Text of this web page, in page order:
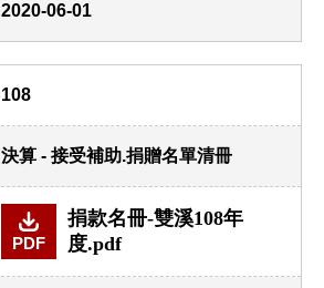
2020-06-01
108
決算 - 接受補助.捐贈名單清冊
PDF
捐款名冊-雙溪108年
度.pdf